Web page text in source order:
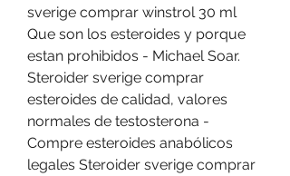
sverige comprar winstrol 30 ml
Que son los esteroides y porque
estan prohibidos - Michael Soar.
Steroider sverige comprar
esteroides de calidad, valores
normales de testosterona -
Compre esteroides anabólicos
legales Steroider sverige comprar